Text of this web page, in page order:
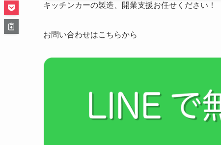
キッチンカーの製造、開業支援お任せください！
お問い合わせはこちらから